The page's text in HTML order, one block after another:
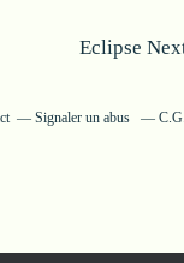
Eclipse
Signaler un abus